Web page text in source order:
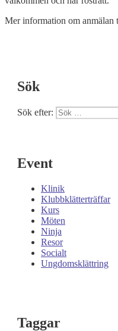
Mer information om
Sök
Sök efter:
Event
Klinik
Klubbklätterträffar
Kurs
Möten
Ninja
Resor
Socialt
Ungdomsklättring
Taggar